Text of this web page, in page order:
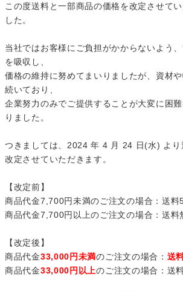
この度送料と一部商品の価格を改定させて
した。
当社ではお客様にご負担がかからないよう
を吸収し、
価格の維持に努めてまいりましたが、資材
続いており、
企業努力のみでご提供することが大変に困
りました。
つきましては、2024 年 4 月 24 日(水) より
改定させていただきます。
【改定前】
商品代金7,700円未満のご注文の場合：送料
商品代金7,700円以上のご注文の場合：送料
【改定後】
商品代金33,000円未満のご注文の場合： 送
商品代金33,000円以上のご注文の場合：送